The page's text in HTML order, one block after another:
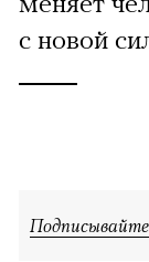
с новой